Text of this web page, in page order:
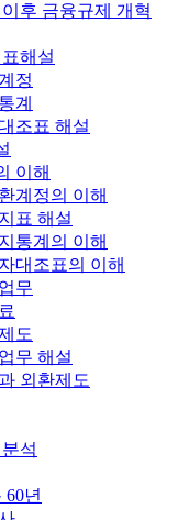
후 금융규제 개혁
해설
정
계
조표 해설
이해
계정의 이해
표 해설
통계의 이해
대조표의 이해
무
도
무 해설
외환제도
석
년